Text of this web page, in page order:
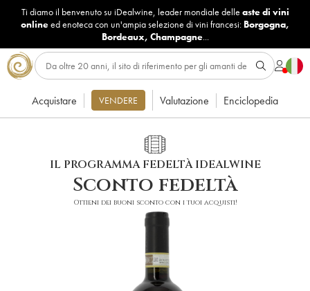
Ti diamo il benvenuto su iDealwine, leader mondiale delle aste di vini
onlineed enoteca con un'ampia selezione di vini francesi: Borgogna,
Bordeaux, Champagne...
Acquistare VENDERE Valutazione Enciclopedia
IL PROGRAMMA FEDELTÀ IDEALWINE
Sconto fedeltà
Ottieni dei buoni sconto con i tuoi acquisti!